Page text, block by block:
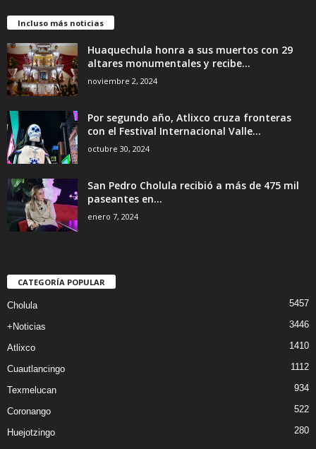
Incluso más noticias
Huaquechula honra a sus muertos con 29
altares monumentales y recibe...
noviembre 2, 2024
Por segundo año, Atlixco cruza fronteras
con el Festival Internacional Valle...
octubre 30, 2024
San Pedro Cholula recibió a más de 475 mil
paseantes en...
enero 7, 2024
CATEGORÍA POPULAR
Cholula 5457
+Noticias 3446
Atlixco 1410
Cuautlancingo 1112
Texmelucan 934
Coronango 522
Huejotzingo 280